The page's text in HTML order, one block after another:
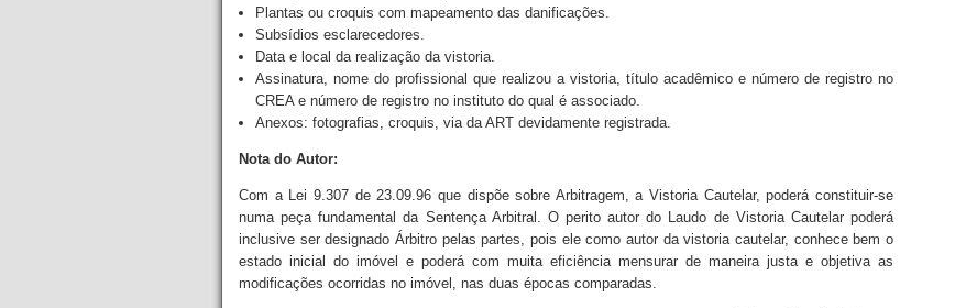
Plantas ou croquis com mapeamento das danificações.
Subsídios esclarecedores.
Data e local da realização da vistoria.
Assinatura, nome do profissional que realizou a vistoria, título acadêmico e número de registro no
CREA e número de registro no instituto do qual é associado.
Anexos: fotografias, croquis, via da ART devidamente registrada.
Nota do Autor:
Com a Lei 9.307 de 23.09.96 que dispõe sobre Arbitragem, a Vistoria Cautelar, poderá constituir-se
numa peça fundamental da Sentença Arbitral. O perito autor do Laudo de Vistoria Cautelar poderá
inclusive ser designado Árbitro pelas partes, pois ele como autor da vistoria cautelar, conhece bem o
estado inicial do imóvel e poderá com muita eficiência mensurar de maneira justa e objetiva as
modificações ocorridas no imóvel, nas duas épocas comparadas.